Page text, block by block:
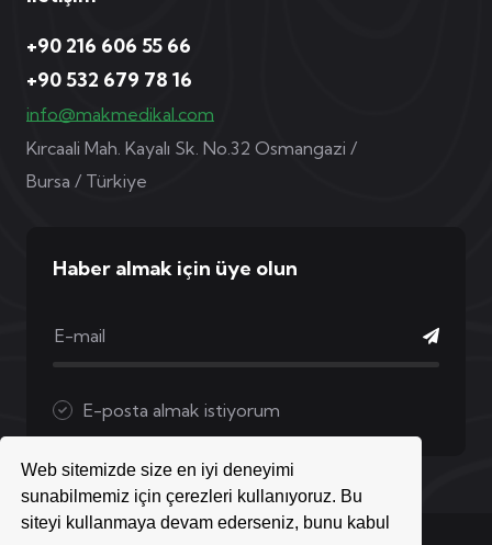
Web sitemizde size en iyi deneyimi
sunabilmemiz için çerezleri kullanıyoruz. Bu
siteyi kullanmaya devam ederseniz, bunu kabul
+90 216 606 55 66
+90 532 679 78 16
info@makmedikal.com
Kırcaali Mah. Kayalı Sk. No.32 Osmangazi /
Bursa / Türkiye
Haber almak için üye olun
E-posta almak istiyorum